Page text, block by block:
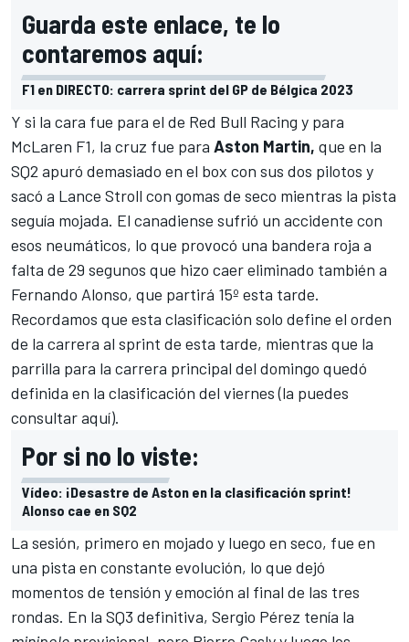
Guarda este enlace, te lo
contaremos aquí:
F1 en DIRECTO: carrera sprint del GP de Bélgica 2023
Y si la cara fue para el de Red Bull Racing y para
McLaren F1, la cruz fue para Aston Martin, que en la
SQ2 apuró demasiado en el box con sus dos pilotos y
sacó a Lance Stroll con gomas de seco mientras la pista
seguía mojada. El canadiense sufrió un accidente con
esos neumáticos, lo que provocó una bandera roja a
falta de 29 segunos que hizo caer eliminado también a
Fernando Alonso, que partirá 15º esta tarde.
Recordamos que esta clasificación solo define el orden
de la carrera al sprint de esta tarde, mientras que la
parrilla para la carrera principal del domingo quedó
definida en la clasificación del viernes (la puedes
consultar aquí).
Por si no lo viste:
Vídeo: ¡Desastre de Aston en la clasificación sprint!
Alonso cae en SQ2
La sesión, primero en mojado y luego en seco, fue en
una pista en constante evolución, lo que dejó
momentos de tensión y emoción al final de las tres
rondas. En la SQ3 definitiva, Sergio Pérez tenía la